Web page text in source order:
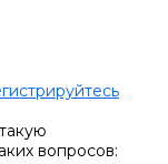
вопросов: